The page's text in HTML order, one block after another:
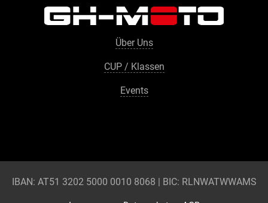
Über Uns
CUP / Klassen
Events
IBAN: AT51 3202 5000 0010 8068 | BIC: RLNWATWWAMS